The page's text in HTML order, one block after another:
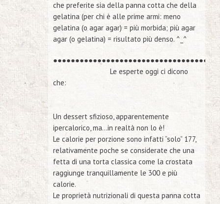
che preferite sia della panna cotta che della
gelatina (per chi è alle prime armi: meno
gelatina (o agar agar) = più morbida; più agar
agar (o gelatina) = risultato più denso. ^_^
●●●●●●●●●●●●●●●●●●●●●●●●●●●●●●●●●●● ●●
Le esperte oggi ci dicono
che:
Un dessert sfizioso,apparentemente
ipercalorico, ma…in realtà non lo è!
Le calorie per porzione sono infatti “solo” 177,
relativamente poche se considerate che una
fetta di una torta classica come la crostata
raggiunge tranquillamente le 300 e più
calorie.
Le proprietà nutrizionali di questa panna cotta